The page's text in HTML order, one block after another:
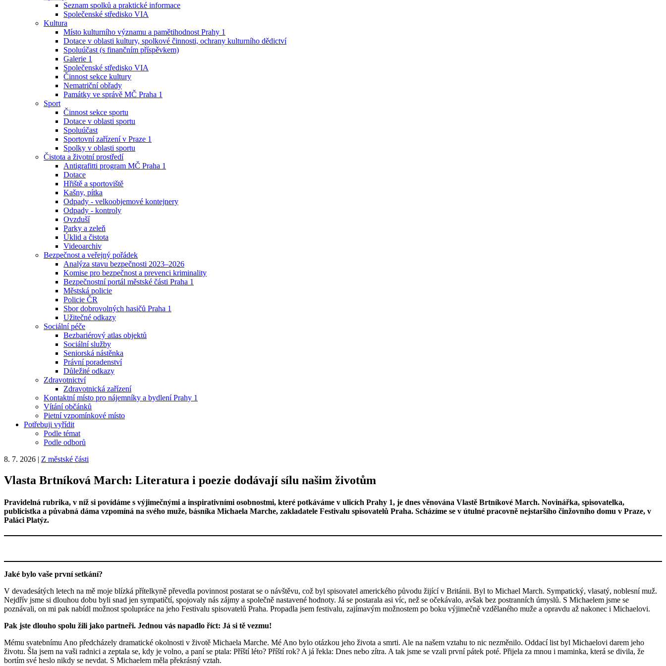
Seznam spolků a praktické informace
Společenské středisko VIA
Kultura
Místo kulturního významu a pamětihodnost Prahy 1
Dotace v oblasti kultury, spolkové činnosti, ochrany kulturního dědictví
Spoluúčast (s finančním příspěvkem)
Galerie 1
Společenské středisko VIA
Činnost sekce kultury
Nematriční obřady
Památky ve správě MČ Praha 1
Sport
Činnost sekce sportu
Dotace v oblasti sportu
Spoluúčast
Sportovní zařízení v Praze 1
Spolky v oblasti sportu
Čistota a životní prostředí
Antigrafitti program MČ Praha 1
Dotace
Hřiště a sportoviště
Kašny, pítka
Odpady - velkoobjemové kontejnery
Odpady - kontroly
Ovzduší
Parky a zeleň
Úklid a čistota
Videoarchiv
Bezpečnost a veřejný pořádek
Analýza stavu bezpečnosti 2023–2026
Komise pro bezpečnost a prevenci kriminality
Bezpečnostní portál městské části Praha 1
Městská policie
Policie ČR
Sbor dobrovolných hasičů Praha 1
Užitečné odkazy
Sociální péče
Bezbariérový atlas objektů
Sociální služby
Seniorská nástěnka
Právní poradenství
Důležité odkazy
Zdravotnictví
Zdravotnická zařízení
Kontaktní místo pro nájemníky a bydlení Prahy 1
Vítání občánků
Pietní vzpomínkové místo
Potřebuji vyřídit
Podle témat
Podle odborů
8. 7. 2026 | Z městské části
Vlasta Brtníková March: Literatura i poezie dodávají sílu našim životům
Pravidelná rubrika, v níž si povídáme s výjimečnými a inspirativními osobnostmi, které potkáváme v ulicích Prahy 1, je dnes věnována Vlastě Brtníkové March. Novinářka, spisovatelka,
publicistka a půvabná dáma vzpomíná na svého muže, básníka Michaela Marche, zakladatele Festivalu spisovatelů Praha. Scházíme se v útulné pracovně nejstaršího činžovního domu v Praze, v
Paláci Platýz.
Jaké bylo vaše první setkání?
V devadesátých letech na mě moje blízká přítelkyně převedla povinnost postarat se o návštěvu, což byl spisovatel amerického původu žijící v Británii. Byl to Michael March. Sympatický, vlasatý, noblesní muž.
Nejdřív jsme si dlouhou dobu byli snad jen sympatičtí, spojovaly nás zájmy a společně nastavené hodnoty. Já se postarala asi víc, než se očekávalo, avšak bez postranních úmyslů. S Michaelem jsme se
poznávali, on mi pak nabídl možnost spolupráce na jeho Festivalu spisovatelů Praha. Propadla jsem festivalu, zajímavým možnostem po boku výjimečně vzdělaného muže a opravdu až nakonec i Michaelovi.
Pak jste dlouho spolu žili jako partneři. Jednou vás napadlo říct: Já si tě vezmu!
Mému svatebnímu Ano předcházely dramatické okolnosti v životě Michaela Marche. Mé Ano bylo otázkou jeho života a smrti. Ale na našem vztahu to nic nezměnilo. Oddací list byl Michaelovi darem jeho
životu. Šla jsem na vaši radnici a zeptala se, kdy je volno, a paní se ptala: Příští léto? Příští rok? A já řekla: Dnes nebo zítra. A tak jsme se vzali první pátek poté. Přijela za mnou i maminka, která se divila, že
bortím své heslo nikdy se nevdat. S Michaelem měla překrásný vztah.